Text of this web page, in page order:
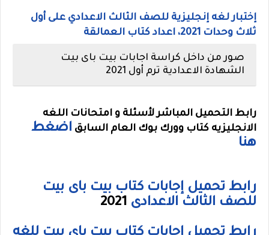
إختبار لغه إنجليزية للصف الثالث الاعدادي على أول
ثلاث وحدات 2021، اعداد كتاب العمالقة
صور من داخل كراسة اجابات بيت باى بيت
الشهادة الاعدادية ترم أول 2021
رابط التحميل المباشر لأسئلة و امتحانات اللغه
الانجليزيه كتاب وورك بوك العام السابق اضغط
هنا
رابط تحميل إجابات كتاب بيت باى بيت
للصف الثالث الاعدادى 2021